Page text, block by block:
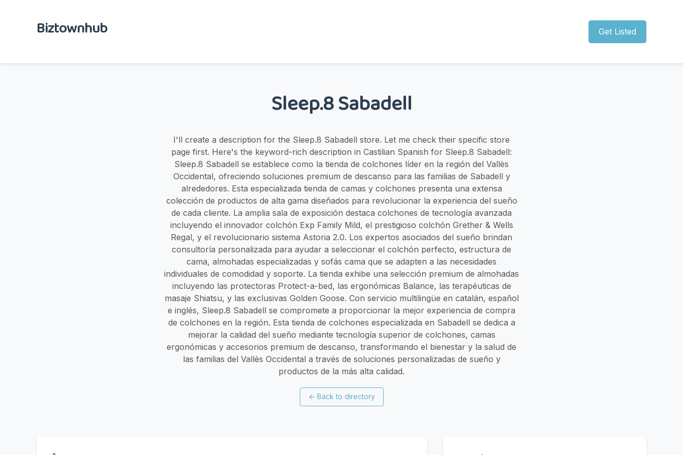
Biztownhub Get Listed
Sleep.8 Sabadell
I'll create a description for the Sleep.8 Sabadell store. Let me check their specific store
page first. Here's the keyword-rich description in Castilian Spanish for Sleep.8 Sabadell:
Sleep.8 Sabadell se establece como la tienda de colchones líder en la región del Vallès
Occidental, ofreciendo soluciones premium de descanso para las familias de Sabadell y
alrededores. Esta especializada tienda de camas y colchones presenta una extensa
colección de productos de alta gama diseñados para revolucionar la experiencia del sueño
de cada cliente. La amplia sala de exposición destaca colchones de tecnología avanzada
incluyendo el innovador colchón Exp Family Mild, el prestigioso colchón Grether & Wells
Regal, y el revolucionario sistema Astoria 2.0. Los expertos asociados del sueño brindan
consultoría personalizada para ayudar a seleccionar el colchón perfecto, estructura de
cama, almohadas especializadas y sofás cama que se adapten a las necesidades
individuales de comodidad y soporte. La tienda exhibe una selección premium de almohadas
incluyendo las protectoras Protect-a-bed, las ergonómicas Balance, las terapéuticas de
masaje Shiatsu, y las exclusivas Golden Goose. Con servicio multilingüe en catalán, español
e inglés, Sleep.8 Sabadell se compromete a proporcionar la mejor experiencia de compra
de colchones en la región. Esta tienda de colchones especializada en Sabadell se dedica a
mejorar la calidad del sueño mediante tecnología superior de colchones, camas
ergonómicas y accesorios premium de descanso, transformando el bienestar y la salud de
las familias del Vallès Occidental a través de soluciones personalizadas de sueño y
productos de la más alta calidad.
← Back to directory